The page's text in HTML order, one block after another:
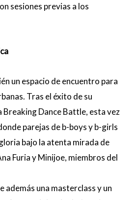
sesiones previas a los
un espacio de encuentro para
Tras el éxito de su
Breaking Dance Battle, esta vez
parejas de b-boys y b-girls
bajo la atenta mirada de
Furia y Minijoe, miembros del
además una masterclass y un